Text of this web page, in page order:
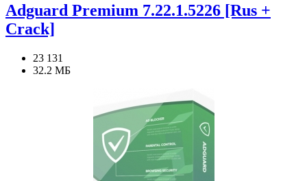
Adguard Premium 7.22.1.5226 [Rus +
Crack]
23 131
32.2 МБ